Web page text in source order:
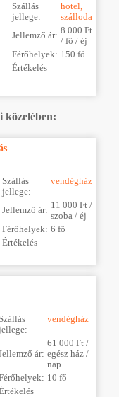
Szállás
jellege:
hotel,
szálloda
Jellemző ár: 8 000 Ft
/ fő / éj
Férőhelyek: 150 fő
Értékelés
közelében:
Szállás
jellege:
vendégház
Jellemző ár: 11 000 Ft /
szoba / éj
Férőhelyek: 6 fő
Értékelés
Szállás
vendégház
ár:
61 000 Ft /
egész ház /
nap
10 fő